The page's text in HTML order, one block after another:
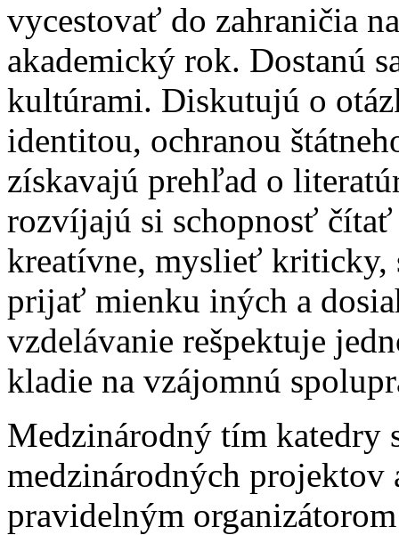
vycestovať do zahraničia
akademický rok. Dostanú
kultúrami. Diskutujú o
identitou, ochranou
získavajú prehľad o
rozvíjajú si schopnosť
kreatívne, myslieť kriticky,
prijať mienku iných a
vzdelávanie rešpektuje
kladie na vzájomnú
Medzinárodný tím katedry
medzinárodných projektov
pravidelným